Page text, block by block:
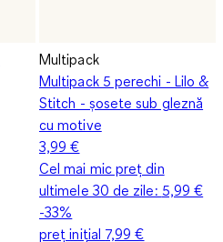
Multipack
Multipack 5 perechi - Lilo &
Stitch - șosete sub gleznă
cu motive
3,99 €
Cel mai mic preț din
ultimele 30 de zile: 5,99 €
-33%
preț inițial 7,99 €